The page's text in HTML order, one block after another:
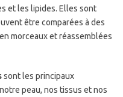
et les lipides. Elles sont
être comparées à des
morceaux et réassemblées
sont les principaux
peau, nos tissus et nos